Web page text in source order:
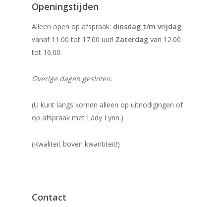
Openingstijden
Alleen open op afspraak: dinsdag t/m vrijdag
vanaf 11.00 tot 17.00 uur! Zaterdag van 12.00
tot 16.00.
Overige dagen gesloten.
(U kunt langs komen alleen op uitnodigingen of
op afspraak met Lady Lynn.)
(Kwaliteit boven kwantiteit!)
Contact